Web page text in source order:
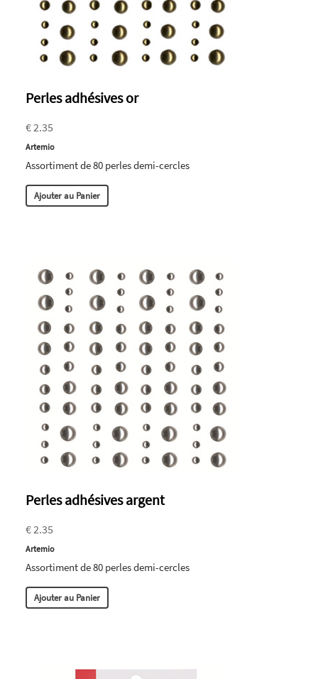
Perles adhésives or
€ 2.35
Artemio
Assortiment de 80 perles demi-cercles
Ajouter au Panier
Perles adhésives argent
€ 2.35
Artemio
Assortiment de 80 perles demi-cercles
Ajouter au Panier